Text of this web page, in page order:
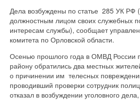
Дела возбуждены по статье 285 УК РФ
должностным лицом своих служебных
интересам службы), сообщает
комитета по Орловской области.
Осенью прошлого года в ОМВД России
району обратились два местных
о причинении им телесных
проводивший проверки сотрудник
отказал в возбуждении уголовного